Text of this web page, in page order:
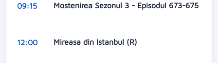
09:15 Mostenirea Sezonul 3 - Episodul 673-675
12:00 Mireasa din Istanbul (R)